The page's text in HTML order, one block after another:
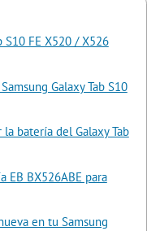
S10 FE X520 / X526
Galaxy Tab S10
batería del Galaxy Tab
EB BX526ABE para
en tu Samsung